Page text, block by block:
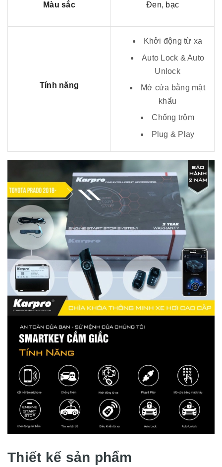
Màu sắc Đen, bạc
Tính năng
Khởi động từ xa
Auto Lock & Auto
Unlock
Mở cửa bằng mật
khẩu
Chống trộm
Plug & Play
Thiết kế sản phẩm